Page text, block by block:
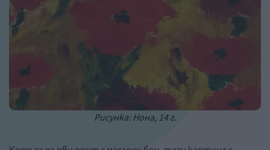
Рисунка: Нона, 14 г.